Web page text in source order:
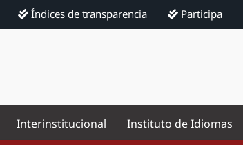
Índices de transparencia Participa
Interinstitucional Instituto de Idiomas